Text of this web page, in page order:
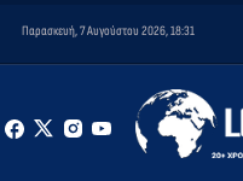
Παρασκευή, 7 Αυγούστου 2026, 18:31